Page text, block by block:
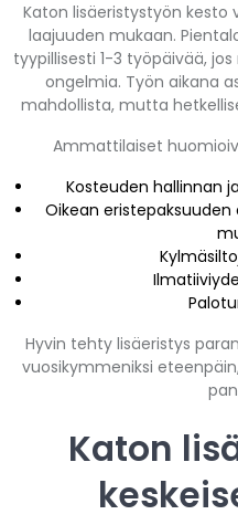
Katon lisäeristystyön
laajuuden mukaan.
tyypillisesti 1-3 työpäivää,
ongelmia. Työn aikana
mahdollista, mutta
Ammattilaiset
Kosteuden hallinnan
Oikean
Hyvin tehty lisäeristys
vuosikymmeniksi
Katon